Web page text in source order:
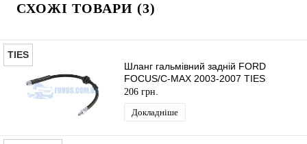
СХОЖІ ТОВАРИ (3)
TIES
Шланг гальмівний задній FORD
FOCUS/C-MAX 2003-2007 TIES
206 грн.
Докладніше